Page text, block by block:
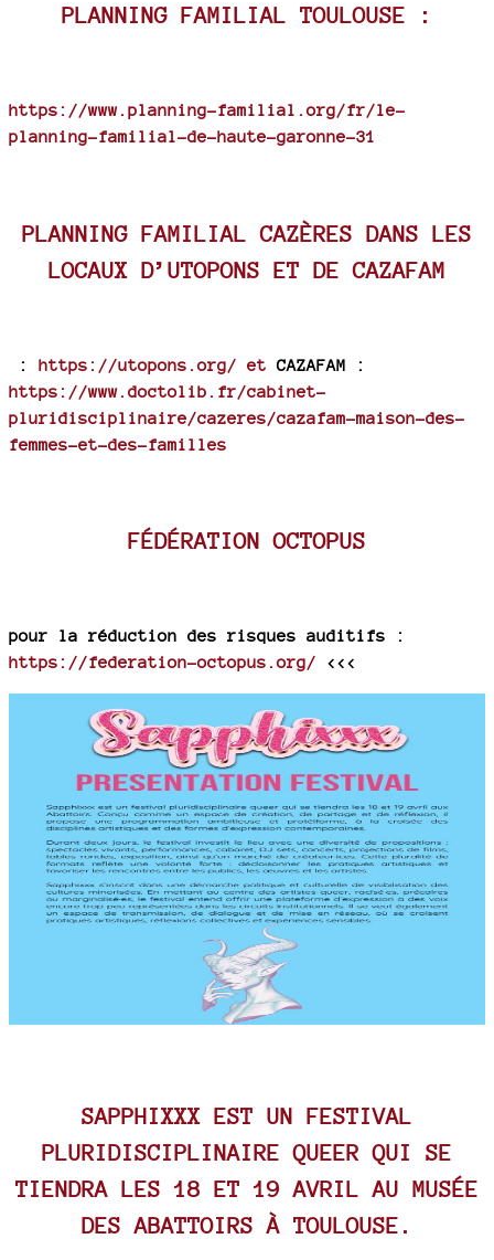
PLANNING FAMILIAL TOULOUSE :
https://www.planning-familial.org/fr/le-
planning-familial-de-haute-garonne-31
PLANNING FAMILIAL CAZÈRES DANS LES
LOCAUX D’UTOPONS ET DE CAZAFAM
: https://utopons.org/ et CAZAFAM :
https://www.doctolib.fr/cabinet-
pluridisciplinaire/cazeres/cazafam-maison-des-
femmes-et-des-familles
FÉDÉRATION OCTOPUS
pour la réduction des risques auditifs :
https://federation-octopus.org/ <<<
SAPPHIXXX EST UN FESTIVAL
PLURIDISCIPLINAIRE QUEER QUI SE
TIENDRA LES 18 ET 19 AVRIL AU MUSÉE
DES ABATTOIRS À TOULOUSE.